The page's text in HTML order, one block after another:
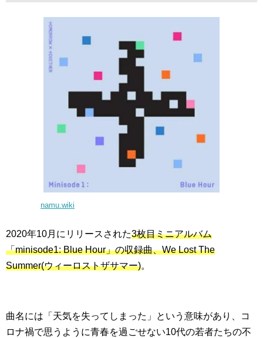
namu.wiki
2020年10月にリリースされた3枚目ミニアルバム
「minisode1: Blue Hour」の収録曲、We Lost The
Summer(ウィーロストザサマー)。
曲名には「天気を失ってしまった」という意味があり、コ
ロナ禍で思うように青春を過ごせない10代の若者たちの不